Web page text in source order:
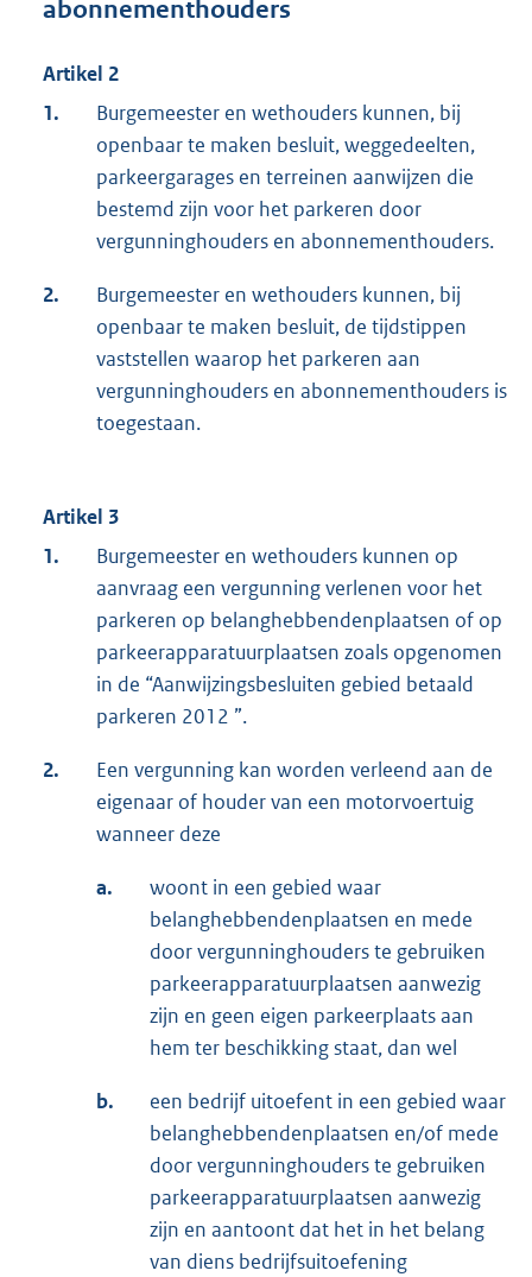
abonnementhouders
Artikel 2
1.
Burgemeester en wethouders kunnen, bij
openbaar te maken besluit, weggedeelten,
parkeergarages en terreinen aanwijzen die
bestemd zijn voor het parkeren door
vergunninghouders en abonnementhouders.
2.
Burgemeester en wethouders kunnen, bij
openbaar te maken besluit, de tijdstippen
vaststellen waarop het parkeren aan
vergunninghouders en abonnementhouders is
toegestaan.
Artikel 3
1.
Burgemeester en wethouders kunnen op
aanvraag een vergunning verlenen voor het
parkeren op belanghebbendenplaatsen of op
parkeerapparatuurplaatsen zoals opgenomen
in de “Aanwijzingsbesluiten gebied betaald
parkeren 2012 ”.
2.
Een vergunning kan worden verleend aan de
eigenaar of houder van een motorvoertuig
wanneer deze
a.
woont in een gebied waar
belanghebbendenplaatsen en mede
door vergunninghouders te gebruiken
parkeerapparatuurplaatsen aanwezig
zijn en geen eigen parkeerplaats aan
hem ter beschikking staat, dan wel
b.
een bedrijf uitoefent in een gebied waar
belanghebbendenplaatsen en/of mede
door vergunninghouders te gebruiken
parkeerapparatuurplaatsen aanwezig
zijn en aantoont dat het in het belang
van diens bedrijfsuitoefening